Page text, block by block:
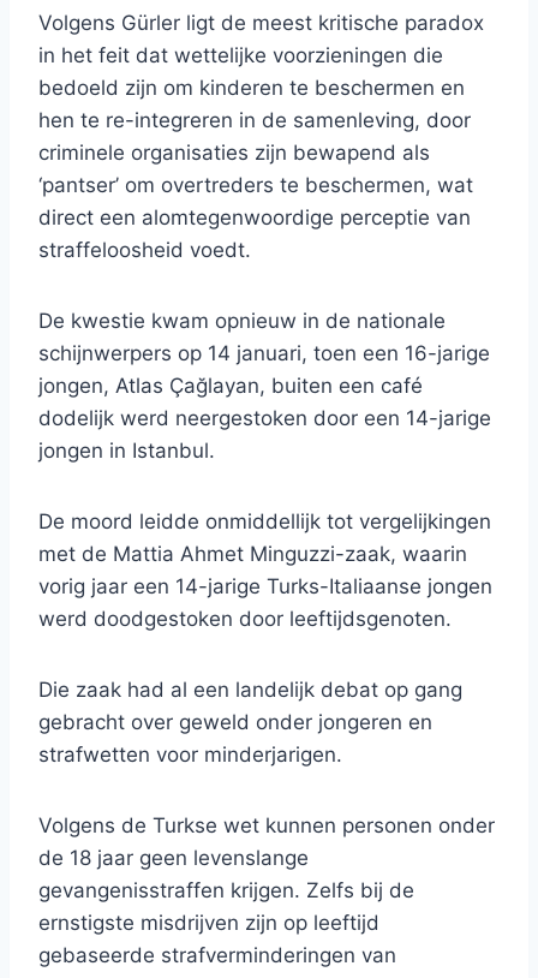
Volgens Gürler ligt de meest kritische paradox
in het feit dat wettelijke voorzieningen die
bedoeld zijn om kinderen te beschermen en
hen te re-integreren in de samenleving, door
criminele organisaties zijn bewapend als
‘pantser’ om overtreders te beschermen, wat
direct een alomtegenwoordige perceptie van
straffeloosheid voedt.
De kwestie kwam opnieuw in de nationale
schijnwerpers op 14 januari, toen een 16-jarige
jongen, Atlas Çağlayan, buiten een café
dodelijk werd neergestoken door een 14-jarige
jongen in Istanbul.
De moord leidde onmiddellijk tot vergelijkingen
met de Mattia Ahmet Minguzzi-zaak, waarin
vorig jaar een 14-jarige Turks-Italiaanse jongen
werd doodgestoken door leeftijdsgenoten.
Die zaak had al een landelijk debat op gang
gebracht over geweld onder jongeren en
strafwetten voor minderjarigen.
Volgens de Turkse wet kunnen personen onder
de 18 jaar geen levenslange
gevangenisstraffen krijgen. Zelfs bij de
ernstigste misdrijven zijn op leeftijd
gebaseerde strafverminderingen van